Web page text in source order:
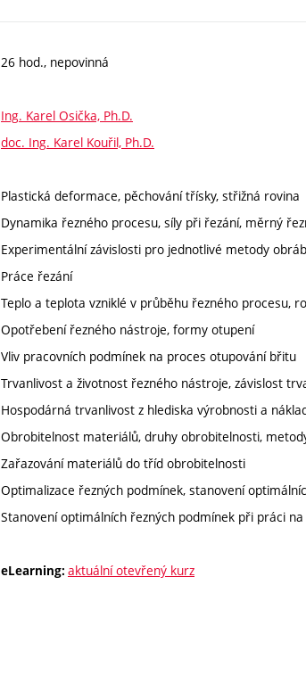
26 hod., nepovinná
Ing. Karel Osička, Ph.D.
doc. Ing. Karel Kouřil, Ph.D.
Plastická deformace, pěchování třísky, střižná rovina
Dynamika řezného procesu, síly při řezání, měrný
Experimentální závislosti pro jednotlivé metody
Práce řezání
Teplo a teplota vzniklé v průběhu řezného procesu,
Opotřebení řezného nástroje, formy otupení
Vliv pracovních podmínek na proces otupování břitu
Trvanlivost a životnost řezného nástroje, závislost
Hospodárná trvanlivost z hlediska výrobnosti a
Obrobitelnost materiálů, druhy obrobitelnosti,
Zařazování materiálů do tříd obrobitelnosti
Optimalizace řezných podmínek, stanovení
Stanovení optimálních řezných podmínek při práci
eLearning: aktuální otevřený kurz